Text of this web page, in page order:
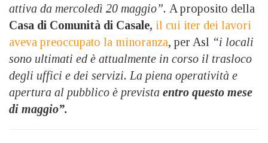
attiva da mercoledì 20 maggio”. A proposito della
Casa di Comunità di Casale, il cui iter dei lavori
aveva preoccupato la minoranza, per Asl “i locali
sono ultimati ed è attualmente in corso il trasloco
degli uffici e dei servizi. La piena operatività e
apertura al pubblico è prevista entro questo mese
di maggio”.